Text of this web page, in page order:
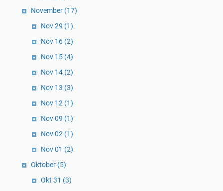
November (17)
Nov 29 (1)
Nov 16 (2)
Nov 15 (4)
Nov 14 (2)
Nov 13 (3)
Nov 12 (1)
Nov 09 (1)
Nov 02 (1)
Nov 01 (2)
Oktober (5)
Okt 31 (3)